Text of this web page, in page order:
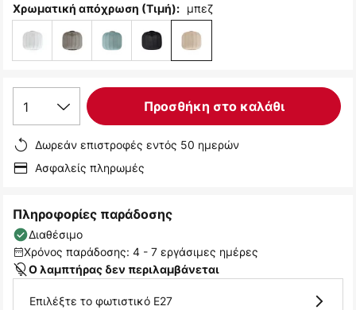
Χρωματική απόχρωση (Τιμή): μπεζ
1 Προσθήκη στο καλάθι
Δωρεάν επιστροφές εντός 50 ημερών
Ασφαλείς πληρωμές
Πληροφορίες παράδοσης
Διαθέσιμο
Χρόνος παράδοσης: 4 - 7 εργάσιμες ημέρες
Ο λαμπτήρας δεν περιλαμβάνεται
Επιλέξτε το φωτιστικό E27